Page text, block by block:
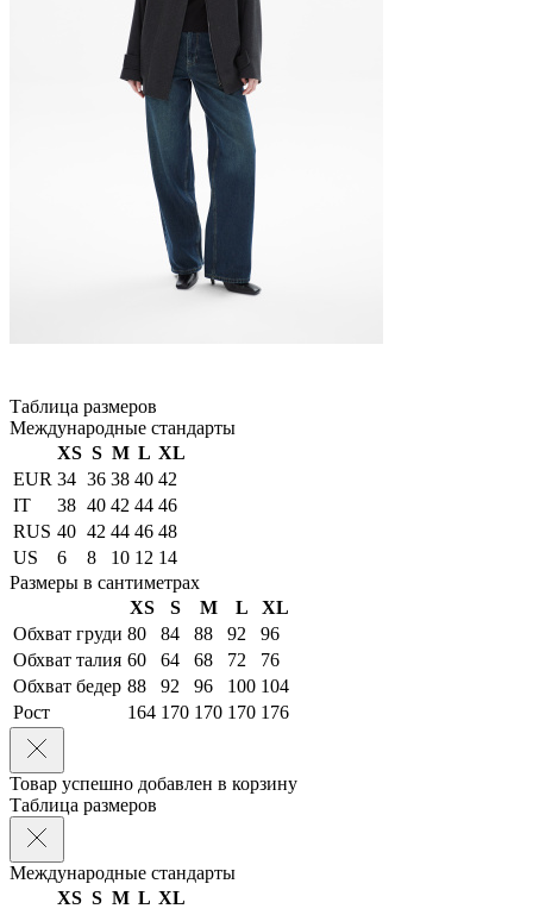
Таблица размеров
Международные стандарты
XS S M L XL
EUR 34 36 38 40 42
IT
38 40 42 44 46
RUS 40 42 44 46 48
US
6 8 10 12 14
Размеры в сантиметрах
XS
S M L
XL
Обхват груди 80 84 88 92
96
Обхват талия 60 64 68 72
76
Обхват бедер 88 92 96 100 104
Рост
164 170 170 170 176
Товар успешно добавлен в корзину
Таблица размеров
Международные стандарты
XS S M L XL